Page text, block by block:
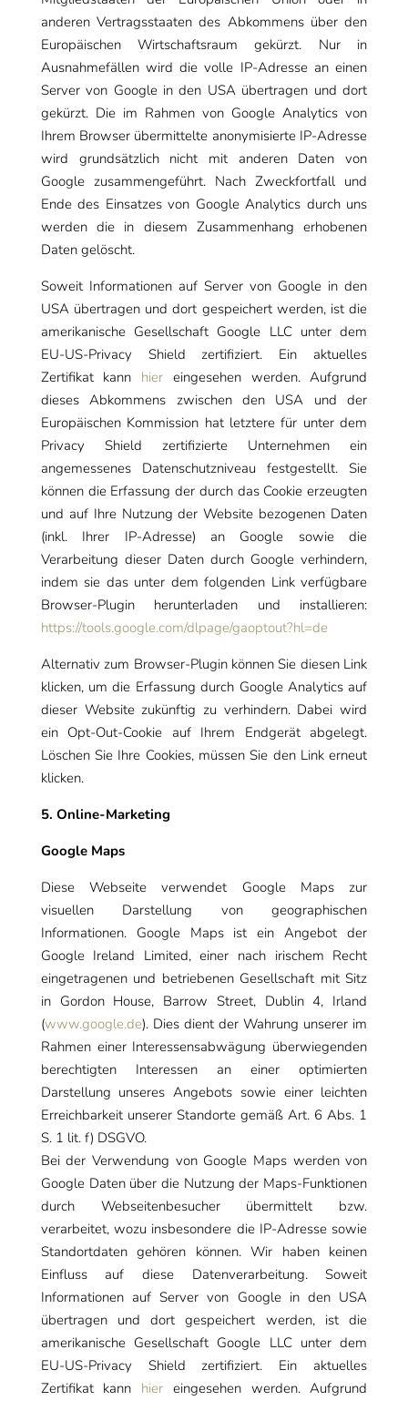
anderen Vertragsstaaten des Abkommens über den
Europäischen Wirtschaftsraum gekürzt. Nur in
Ausnahmefällen wird die volle IP-Adresse an einen
Server von Google in den USA übertragen und dort
gekürzt. Die im Rahmen von Google Analytics von
Ihrem Browser übermittelte anonymisierte IP-Adresse
wird grundsätzlich nicht mit anderen Daten von
Google zusammengeführt. Nach Zweckfortfall und
Ende des Einsatzes von Google Analytics durch uns
werden die in diesem Zusammenhang erhobenen
Daten gelöscht.
Soweit Informationen auf Server von Google in den
USA übertragen und dort gespeichert werden, ist die
amerikanische Gesellschaft Google LLC unter dem
EU-US-Privacy Shield zertifiziert. Ein aktuelles
Zertifikat kann hier eingesehen werden. Aufgrund
dieses Abkommens zwischen den USA und der
Europäischen Kommission hat letztere für unter dem
Privacy Shield zertifizierte Unternehmen ein
angemessenes Datenschutzniveau festgestellt. Sie
können die Erfassung der durch das Cookie erzeugten
und auf Ihre Nutzung der Website bezogenen Daten
(inkl. Ihrer IP-Adresse) an Google sowie die
Verarbeitung dieser Daten durch Google verhindern,
indem sie das unter dem folgenden Link verfügbare
Browser-Plugin herunterladen und installieren:
https://tools.google.com/dlpage/gaoptout?hl=de
Alternativ zum Browser-Plugin können Sie diesen Link
klicken, um die Erfassung durch Google Analytics auf
dieser Website zukünftig zu verhindern. Dabei wird
ein Opt-Out-Cookie auf Ihrem Endgerät abgelegt.
Löschen Sie Ihre Cookies, müssen Sie den Link erneut
klicken.
5. Online-Marketing
Google Maps
Diese Webseite verwendet Google Maps zur
visuellen Darstellung von geographischen
Informationen. Google Maps ist ein Angebot der
Google Ireland Limited, einer nach irischem Recht
eingetragenen und betriebenen Gesellschaft mit Sitz
in Gordon House, Barrow Street, Dublin 4, Irland
(www.google.de). Dies dient der Wahrung unserer im
Rahmen einer Interessensabwägung überwiegenden
berechtigten Interessen an einer optimierten
Darstellung unseres Angebots sowie einer leichten
Erreichbarkeit unserer Standorte gemäß Art. 6 Abs. 1
S. 1 lit. f) DSGVO.
Bei der Verwendung von Google Maps werden von
Google Daten über die Nutzung der Maps-Funktionen
durch Webseitenbesucher übermittelt bzw.
verarbeitet, wozu insbesondere die IP-Adresse sowie
Standortdaten gehören können. Wir haben keinen
Einfluss auf diese Datenverarbeitung. Soweit
Informationen auf Server von Google in den USA
übertragen und dort gespeichert werden, ist die
amerikanische Gesellschaft Google LLC unter dem
EU-US-Privacy Shield zertifiziert. Ein aktuelles
Zertifikat kann hier eingesehen werden. Aufgrund